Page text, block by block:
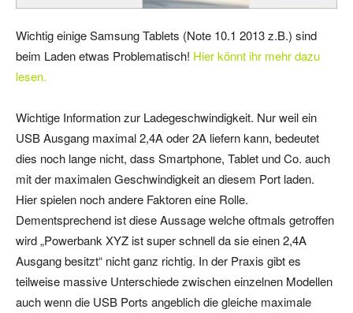
Wichtig einige Samsung Tablets (Note 10.1 2013 z.B.) sind
beim Laden etwas Problematisch! Hier könnt ihr mehr dazu
lesen.
Wichtige Information zur Ladegeschwindigkeit. Nur weil ein
USB Ausgang maximal 2,4A oder 2A liefern kann, bedeutet
dies noch lange nicht, dass Smartphone, Tablet und Co. auch
mit der maximalen Geschwindigkeit an diesem Port laden.
Hier spielen noch andere Faktoren eine Rolle.
Dementsprechend ist diese Aussage welche oftmals getroffen
wird „Powerbank XYZ ist super schnell da sie einen 2,4A
Ausgang besitzt“ nicht ganz richtig. In der Praxis gibt es
teilweise massive Unterschiede zwischen einzelnen Modellen
auch wenn die USB Ports angeblich die gleiche maximale